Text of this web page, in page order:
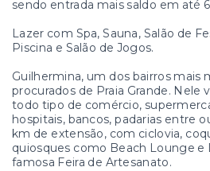
sendo entrada mais saldo em até
Lazer com Spa, Sauna, Salão de
Piscina e Salão de Jogos.
Guilhermina, um dos bairros mais
procurados de Praia Grande. Nele
todo tipo de comércio,
hospitais, bancos, padarias entre
km de extensão, com ciclovia,
quiosques como Beach Lounge e
famosa Feira de Artesanato.